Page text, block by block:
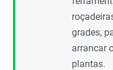
grades,
arrancar
plantas.